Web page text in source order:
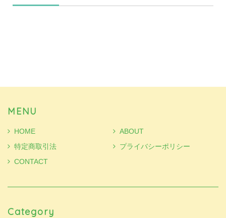
MENU
HOME
ABOUT
特定商取引法
プライバシーポリシー
CONTACT
Category